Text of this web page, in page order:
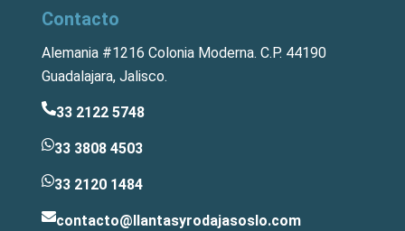
Contacto
Alemania #1216 Colonia Moderna. C.P. 44190
Guadalajara, Jalisco.
33 2122 5748
33 3808 4503
33 2120 1484
contacto@llantasyrodajasoslo.com